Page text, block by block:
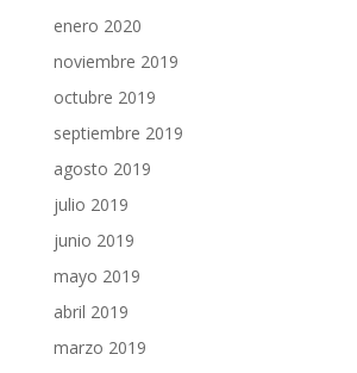
enero 2020
noviembre 2019
octubre 2019
septiembre 2019
agosto 2019
julio 2019
junio 2019
mayo 2019
abril 2019
marzo 2019